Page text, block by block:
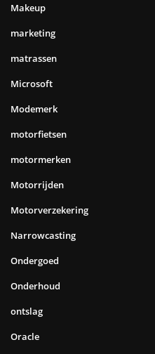
Makeup
marketing
matrassen
Microsoft
Modemerk
motorfietsen
motormerken
Motorrijden
Motorverzekering
Narrowcasting
Ondergoed
Onderhoud
ontslag
Oracle